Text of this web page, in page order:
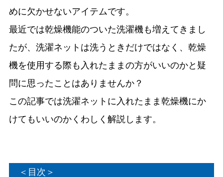
めに欠かせないアイテムです。
最近では乾燥機能のついた洗濯機も増えてきまし
たが、洗濯ネットは洗うときだけではなく、乾燥
機を使用する際も入れたままの方がいいのかと疑
問に思ったことはありませんか？
この記事では洗濯ネットに入れたまま乾燥機にか
けてもいいのかくわしく解説します。
＜目次＞